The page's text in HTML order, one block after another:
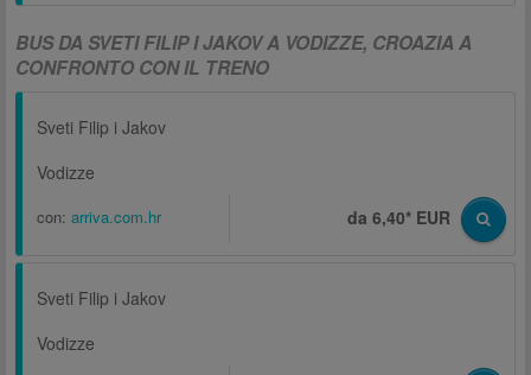
BUS DA SVETI FILIP I JAKOV A VODIZZE, CROAZIA A
CONFRONTO CON IL TRENO
Sveti Filip i Jakov
Vodizze
con: arriva.com.hr da 6,40* EUR
Sveti Filip i Jakov
Vodizze